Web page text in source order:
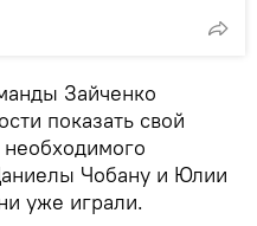
Зайченко
показать свой
Чобану и Юлии
уже играли.